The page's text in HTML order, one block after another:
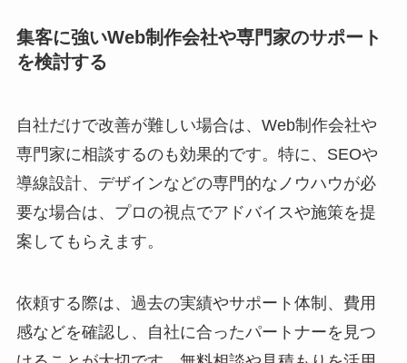
集客に強いWeb制作会社や専門家のサポート
を検討する
自社だけで改善が難しい場合は、Web制作会社や
専門家に相談するのも効果的です。特に、SEOや
導線設計、デザインなどの専門的なノウハウが必
要な場合は、プロの視点でアドバイスや施策を提
案してもらえます。
依頼する際は、過去の実績やサポート体制、費用
感などを確認し、自社に合ったパートナーを見つ